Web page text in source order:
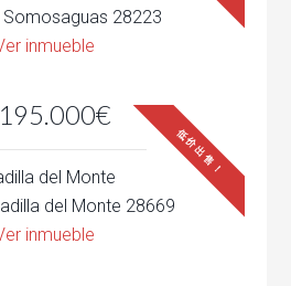
Somosaguas 28223
inmueble
低价出售！
del Monte
del Monte 28669
inmueble